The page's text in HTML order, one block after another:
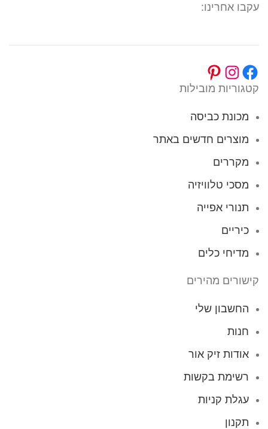
עקבו אחרינו:
קטגוריות מובילות
מכונת כביסה
מוצרים חדשים באתר
מקררים
מסכי טלוויזיה
תנורי אפייה
כיריים
מדיחי כלים
קישורים מהירים
החשבון שלי
חנות
אודות זיק אור
רשימת בקשות
עגלת קניות
תקנון